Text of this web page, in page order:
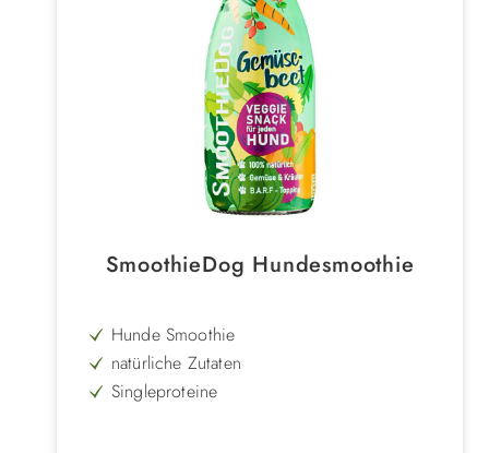
SmoothieDog Hundesmoothie
Hunde Smoothie
natürliche Zutaten
Singleproteine